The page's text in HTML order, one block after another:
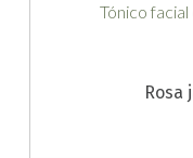
Tónico
Rosa